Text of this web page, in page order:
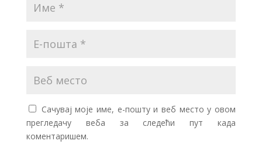
Сачувај моје име, е-пошту и веб место у овом
прегледачу веба за следећи пут када
коментаришем.